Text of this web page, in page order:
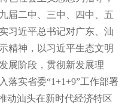
届二中、三中、四中、五
习近平总书记对广东、汕
精神，以习近平生态文明
展阶段，贯彻新发展理
落实省委“1+1+9”工作部署
动汕头在新时代经济特区